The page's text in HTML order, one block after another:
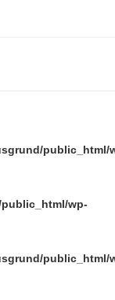
public_html/
wp-
public_html/